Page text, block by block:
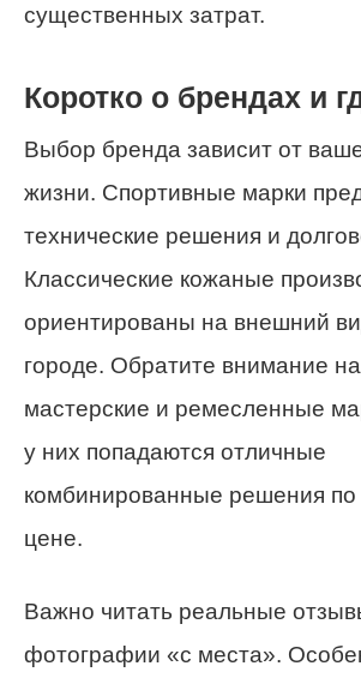
существенных затрат.
Коротко о брендах и
Выбор бренда зависит от
жизни. Спортивные марки
технические решения и
Классические кожаные
ориентированы на внешний
городе. Обратите внимание
мастерские и ремесленные
у них попадаются отличные
комбинированные решения по
цене.
Важно читать реальные
фотографии «с места».